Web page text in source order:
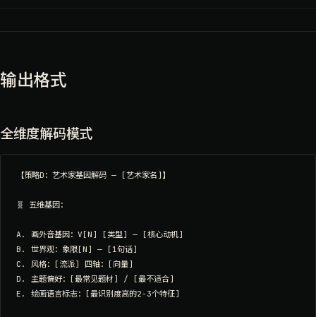
输出格式
全维度解码模式
【策略D：艺术家基因解码 — [艺术家名]】
🧬 五维基因：
A. 画外音基因：V[N] [类型] — [核心动机]
B. 世界观：象限[N] — [1句话]
C. 风格：[流派] 四轴：[向量]
D. 主题偏好：[最常见题材] / [最不适合]
E. 绘画语言标志：[最识别度高的2-3个特征]